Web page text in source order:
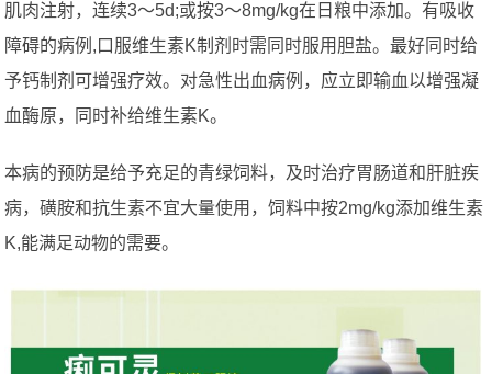
肌肉注射，连续3～5d;或按3～8mg/kg在日粮中添加。有吸收
障碍的病例,口服维生素K制剂时需同时服用胆盐。最好同时给
予钙制剂可增强疗效。对急性出血病例，应立即输血以增强凝
血酶原，同时补给维生素K。
本病的预防是给予充足的青绿饲料，及时治疗胃肠道和肝脏疾
病，磺胺和抗生素不宜大量使用，饲料中按2mg/kg添加维生素
K,能满足动物的需要。